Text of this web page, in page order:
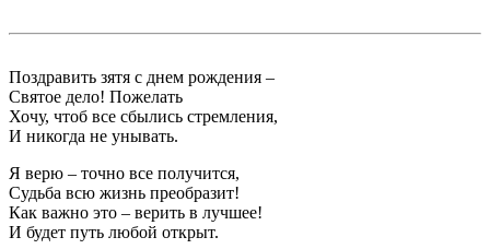
Поздравить зятя с днем рождения –
Святое дело! Пожелать
Хочу, чтоб все сбылись стремления,
И никогда не унывать.
Я верю – точно все получится,
Судьба всю жизнь преобразит!
Как важно это – верить в лучшее!
И будет путь любой открыт.